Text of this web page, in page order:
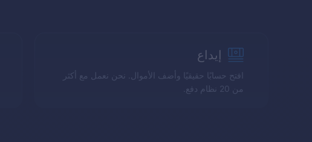
إيداع
افتح حسابًا حقيقيًا وأضف الأموال. نحن نعمل مع أكثر
من 20 نظام دفع.